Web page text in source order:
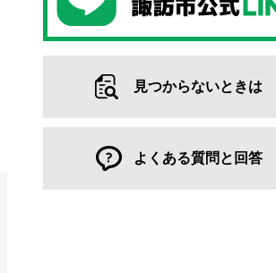
見つからないときは
よくある質問と回答